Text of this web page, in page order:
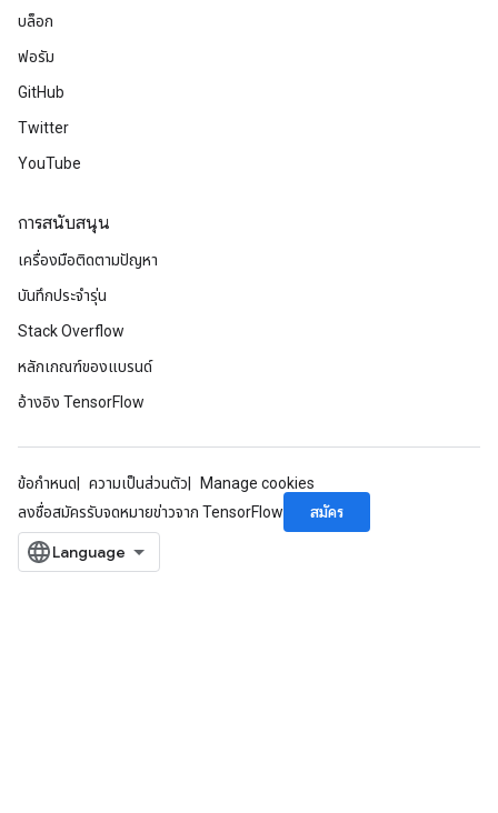
บล็อก
ฟอรัม
GitHub
Twitter
YouTube
การสนับสนุน
เครื่องมือติดตามปัญหา
บันทึกประจำรุ่น
Stack Overflow
หลักเกณฑ์ของแบรนด์
อ้างอิง TensorFlow
ข้อกำหนด ความเป็นส่วนตัว
Manage cookies
ลงชื่อสมัครรับจดหมายข่าวจาก TensorFlow
สมัคร